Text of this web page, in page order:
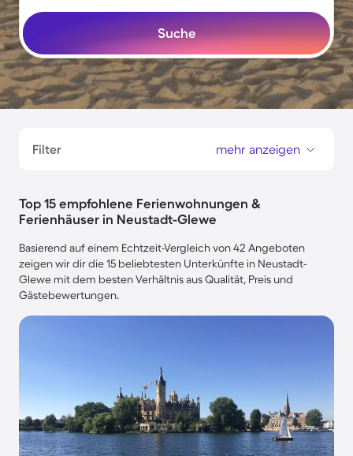
Suche
Filter mehr anzeigen
Top 15 empfohlene Ferienwohnungen &
Ferienhäuser in Neustadt-Glewe
Basierend auf einem Echtzeit-Vergleich von 42 Angeboten
zeigen wir dir die 15 beliebtesten Unterkünfte in Neustadt-
Glewe mit dem besten Verhältnis aus Qualität, Preis und
Gästebewertungen.